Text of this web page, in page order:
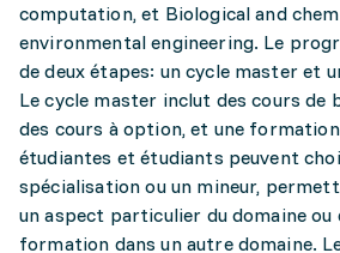
computation, et Biological and
environmental engineering. Le
de deux étapes: un cycle master et
Le cycle master inclut des cours de
des cours à option, et une
étudiantes et étudiants peuvent
spécialisation ou un mineur,
un aspect particulier du domaine
formation dans un autre domaine.